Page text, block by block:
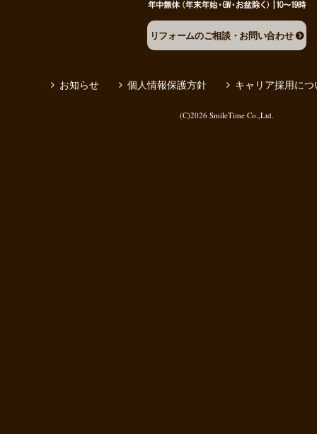
リフォームのご相談・お問い合わせ
お知らせ 個人情報保護方針 キャリア採用につ
(C)2026 SmileTime Co.,Ltd.